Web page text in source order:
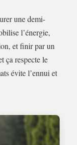
une demi-
l’énergie,
et finir par un
ça respecte le
évite l’ennui et